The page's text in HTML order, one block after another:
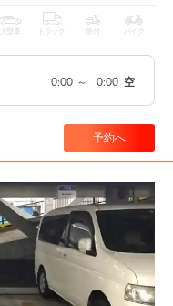
大型車 トラック 原付 バイク
0:00 ～ 0:00 空
予約へ